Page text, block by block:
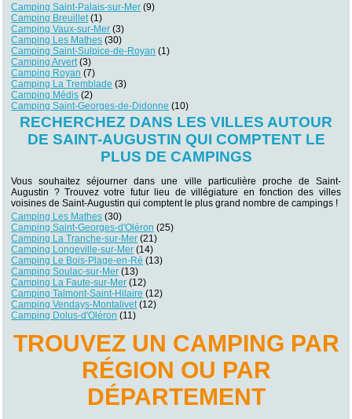
Camping Saint-Palais-sur-Mer (9)
Camping Breuillet (1)
Camping Vaux-sur-Mer (3)
Camping Les Mathes (30)
Camping Saint-Sulpice-de-Royan (1)
Camping Arvert (3)
Camping Royan (7)
Camping La Tremblade (3)
Camping Médis (2)
Camping Saint-Georges-de-Didonne (10)
RECHERCHEZ DANS LES VILLES AUTOUR
DE SAINT-AUGUSTIN QUI COMPTENT LE
PLUS DE CAMPINGS
Vous souhaitez séjourner dans une ville particulière proche de Saint-
Augustin ? Trouvez votre futur lieu de villégiature en fonction des villes
voisines de Saint-Augustin qui comptent le plus grand nombre de campings !
Camping Les Mathes (30)
Camping Saint-Georges-d'Oléron (25)
Camping La Tranche-sur-Mer (21)
Camping Longeville-sur-Mer (14)
Camping Le Bois-Plage-en-Ré (13)
Camping Soulac-sur-Mer (13)
Camping La Faute-sur-Mer (12)
Camping Talmont-Saint-Hilaire (12)
Camping Vendays-Montalivet (12)
Camping Dolus-d'Oléron (11)
TROUVEZ UN CAMPING PAR
RÉGION OU PAR
DÉPARTEMENT